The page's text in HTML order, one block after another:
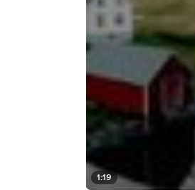
1:19